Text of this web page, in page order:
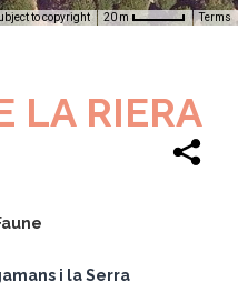
to copyright 20 m Terms
LA RIERA
i la Serra